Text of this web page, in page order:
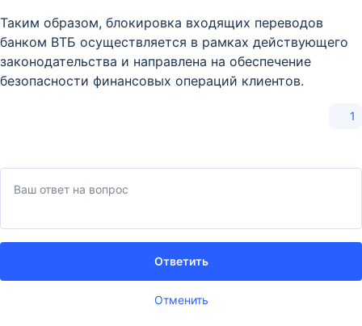
Таким образом, блокировка входящих переводов
банком ВТБ осуществляется в рамках действующего
законодательства и направлена на обеспечение
безопасности финансовых операций клиентов.
1
Отменить
Ответить